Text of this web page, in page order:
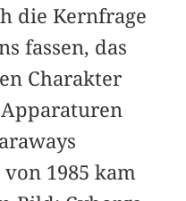
die Kernfrage
fassen, das
Charakter
1985 kam